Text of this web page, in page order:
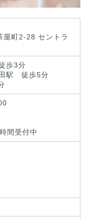
屋町2-28 セントラ
歩3分
駅 徒歩5分
間受付中